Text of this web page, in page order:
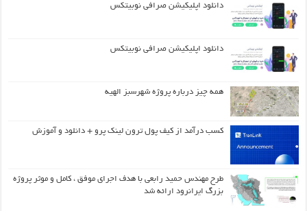
دانلود اپلیکیشن صرافی نوبیتکس
دانلود اپلیکیشن صرافی نوبیتکس
همه چیز درباره پروژه شهرسبز الهیه
کسب درآمد از کیف پول ترون لینک پرو + دانلود و آموزش
طرح مهندس حمید رابعی با هدف اجرای موفق ، کامل و موثر پروژه
بزرگ ایرانرود ارائه شد